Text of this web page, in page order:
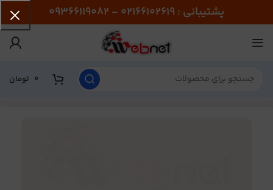
پشتیبانی : 02166102619 - 09366119082
0 تومان